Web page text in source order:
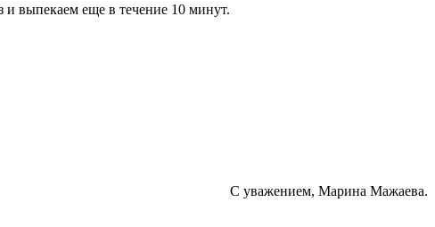
выпекаем еще в течение 10 минут.
С уважением, Марина Мажаева.